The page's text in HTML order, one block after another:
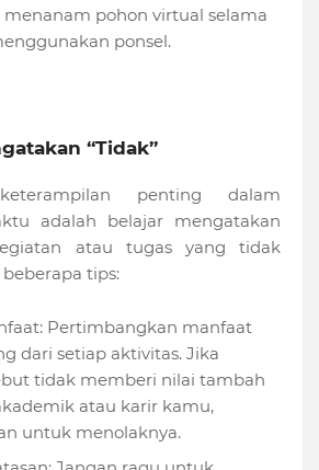
pohon virtual selama
ponsel.
“Tidak”
penting dalam
adalah belajar mengatakan
atau tugas yang tidak
tips:
Pertimbangkan manfaat
dari setiap aktivitas. Jika
tidak memberi nilai tambah
atau karir kamu,
untuk menolaknya.